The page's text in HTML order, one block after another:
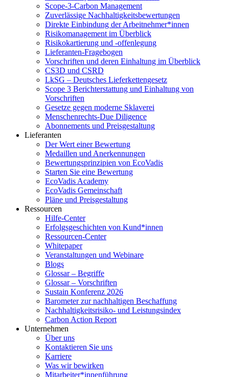
Scope-3-Carbon Management
Zuverlässige Nachhaltigkeitsbewertungen
Direkte Einbindung der Arbeitnehmer*innen
Risikomanagement im Überblick
Risikokartierung und -offenlegung
Lieferanten-Fragebogen
Vorschriften und deren Einhaltung im Überblick
CS3D und CSRD
LkSG – Deutsches Lieferkettengesetz
Scope 3 Berichterstattung und Einhaltung von
Vorschriften
Gesetze gegen moderne Sklaverei
Menschenrechts-Due Diligence
Abonnements und Preisgestaltung
Lieferanten
Der Wert einer Bewertung
Medaillen und Anerkennungen
Bewertungsprinzipien von EcoVadis
Starten Sie eine Bewertung
EcoVadis Academy
EcoVadis Gemeinschaft
Pläne und Preisgestaltung
Ressourcen
Hilfe-Center
Erfolgsgeschichten von Kund*innen
Ressourcen-Center
Whitepaper
Veranstaltungen und Webinare
Blogs
Glossar – Begriffe
Glossar – Vorschriften
Sustain Konferenz 2026
Barometer zur nachhaltigen Beschaffung
Nachhaltigkeitsrisiko- und Leistungsindex
Carbon Action Report
Unternehmen
Über uns
Kontaktieren Sie uns
Karriere
Was wir bewirken
Mitarbeiter*innenführung